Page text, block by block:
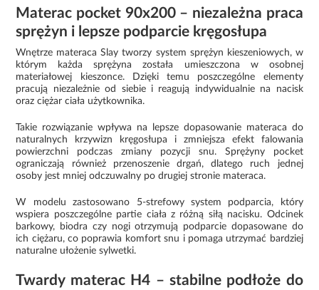
Materac pocket 90x200 – niezależna praca
sprężyn i lepsze podparcie kręgosłupa
Wnętrze materaca Slay tworzy system sprężyn kieszeniowych, w
którym każda sprężyna została umieszczona w osobnej
materiałowej kieszonce. Dzięki temu poszczególne elementy
pracują niezależnie od siebie i reagują indywidualnie na nacisk
oraz ciężar ciała użytkownika.
Takie rozwiązanie wpływa na lepsze dopasowanie materaca do
naturalnych krzywizn kręgosłupa i zmniejsza efekt falowania
powierzchni podczas zmiany pozycji snu. Sprężyny pocket
ograniczają również przenoszenie drgań, dlatego ruch jednej
osoby jest mniej odczuwalny po drugiej stronie materaca.
W modelu zastosowano 5-strefowy system podparcia, który
wspiera poszczególne partie ciała z różną siłą nacisku. Odcinek
barkowy, biodra czy nogi otrzymują podparcie dopasowane do
ich ciężaru, co poprawia komfort snu i pomaga utrzymać bardziej
naturalne ułożenie sylwetki.
Twardy materac H4 – stabilne podłoże do